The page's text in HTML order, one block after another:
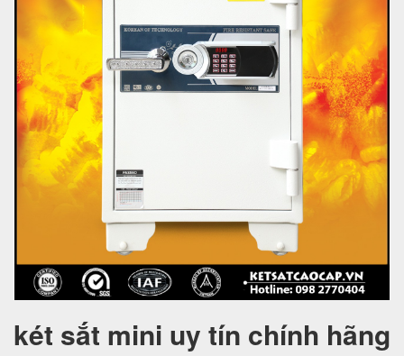
két sắt mini uy tín chính hãng